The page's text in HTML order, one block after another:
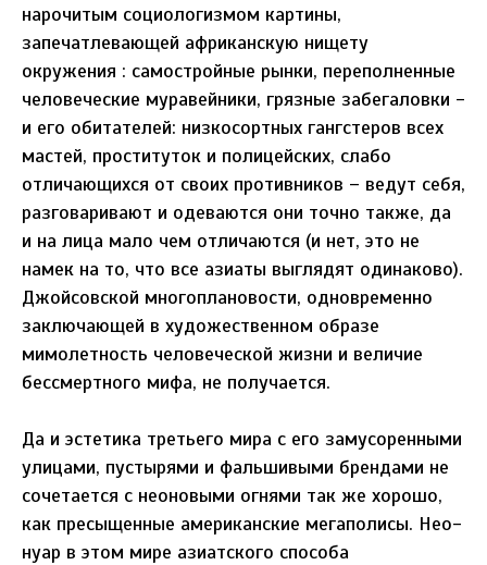
нарочитым социологизмом картины,
запечатлевающей африканскую нищету
окружения : самостройные рынки, переполненные
человеческие муравейники, грязные забегаловки -
и его обитателей: низкосортных гангстеров всех
мастей, проституток и полицейских, слабо
отличающихся от своих противников – ведут себя,
разговаривают и одеваются они точно также, да
и на лица мало чем отличаются (и нет, это не
намек на то, что все азиаты выглядят одинаково).
Джойсовской многоплановости, одновременно
заключающей в художественном образе
мимолетность человеческой жизни и величие
бессмертного мифа, не получается.
Да и эстетика третьего мира с его замусоренными
улицами, пустырями и фальшивыми брендами не
сочетается с неоновыми огнями так же хорошо,
как пресыщенные американские мегаполисы. Нео-
нуар в этом мире азиатского способа